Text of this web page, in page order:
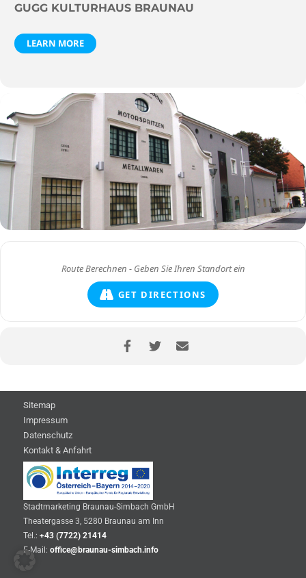
GUGG KULTURHAUS BRAUNAU
LEARN MORE
GET DIRECTIONS
Sitemap
Impressum
Datenschutz
Kontakt & Anfahrt
Stadtmarketing Braunau-Simbach GmbH
Theatergasse 3, 5280 Braunau am Inn
Tel.: +43 (7722) 21414
E-Mail: office@braunau-simbach.info